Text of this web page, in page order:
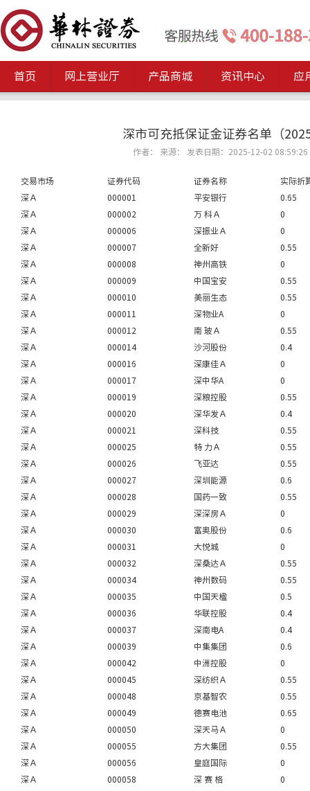
首页 网上营业厅 产品商城 资讯中心 应
深市可充抵保证金证券名单（
作者： 来源： 发表日期：2025-12-02 08:59:26
交易市场 证券代码 证券名称
实际折
深Ａ
000001 平安银行
0.65
深Ａ
000002 万 科Ａ
0
深Ａ
000006 深振业Ａ
0
深Ａ
000007 全新好
0.55
深Ａ
000008 神州高铁
0
深Ａ
000009 中国宝安
0.55
深Ａ
000010 美丽生态
0.55
深Ａ
000011 深物业A
0
深Ａ
000012 南 玻Ａ
0.55
深Ａ
000014 沙河股份
0.4
深Ａ
000016 深康佳Ａ
0
深Ａ
000017 深中华A
0
深Ａ
000019 深粮控股
0.55
深Ａ
000020 深华发Ａ
0.4
深Ａ
000021 深科技
0.55
深Ａ
000025 特 力Ａ
0.55
深Ａ
000026 飞亚达
0.55
深Ａ
000027 深圳能源
0.6
深Ａ
000028 国药一致
0.55
深Ａ
000029 深深房Ａ
0
深Ａ
000030 富奥股份
0.6
深Ａ
000031 大悦城
0
深Ａ
000032 深桑达Ａ
0.55
深Ａ
000034 神州数码
0.55
深Ａ
000035 中国天楹
0.5
深Ａ
000036 华联控股
0.4
深Ａ
000037 深南电A
0.4
深Ａ
000039 中集集团
0.6
深Ａ
000042 中洲控股
0
深Ａ
000045 深纺织Ａ
0.55
深Ａ
000048 京基智农
0.55
深Ａ
000049 德赛电池
0.65
深Ａ
000050 深天马Ａ
0
深Ａ
000055 方大集团
0.55
深Ａ
000056 皇庭国际
0
深Ａ
000058 深 赛 格
0